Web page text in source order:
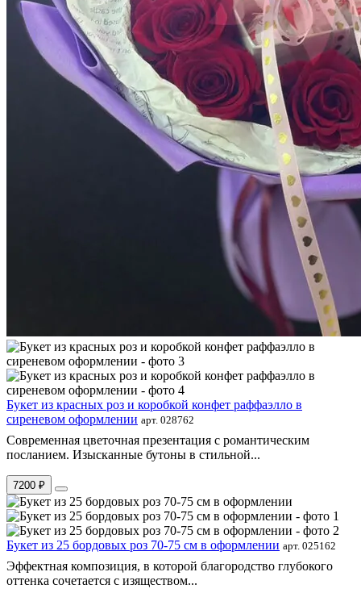
Букет из красных роз и коробкой конфет раффаэлло в
сиреневом оформлении арт. 028762
Современная цветочная презентация с романтическим
посланием. Изысканные бутоны в стильной...
7200 ₽
Букет из 25 бордовых роз 70-75 см в оформлении арт. 025162
Эффектная композиция, в которой благородство глубокого
оттенка сочетается с изяществом...